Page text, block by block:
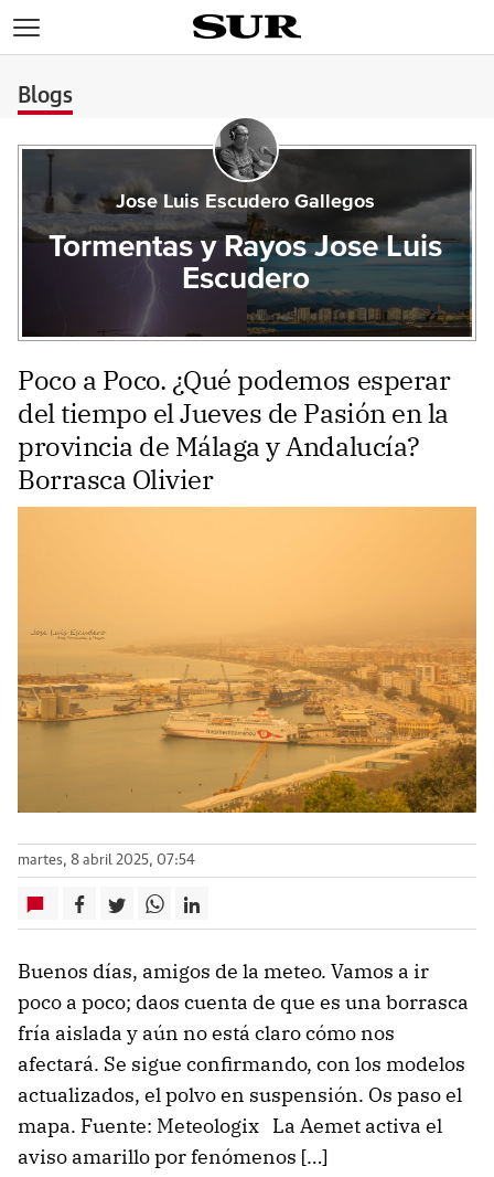
Blogs
Jose Luis Escudero Gallegos
Tormentas y Rayos Jose Luis
Escudero
Poco a Poco. ¿Qué podemos esperar
del tiempo el Jueves de Pasión en la
provincia de Málaga y Andalucía?
Borrasca Olivier
martes, 8 abril 2025, 07:54
Buenos días, amigos de la meteo. Vamos a ir
poco a poco; daos cuenta de que es una borrasca
fría aislada y aún no está claro cómo nos
afectará. Se sigue confirmando, con los modelos
actualizados, el polvo en suspensión. Os paso el
mapa. Fuente: Meteologix La Aemet activa el
aviso amarillo por fenómenos […]